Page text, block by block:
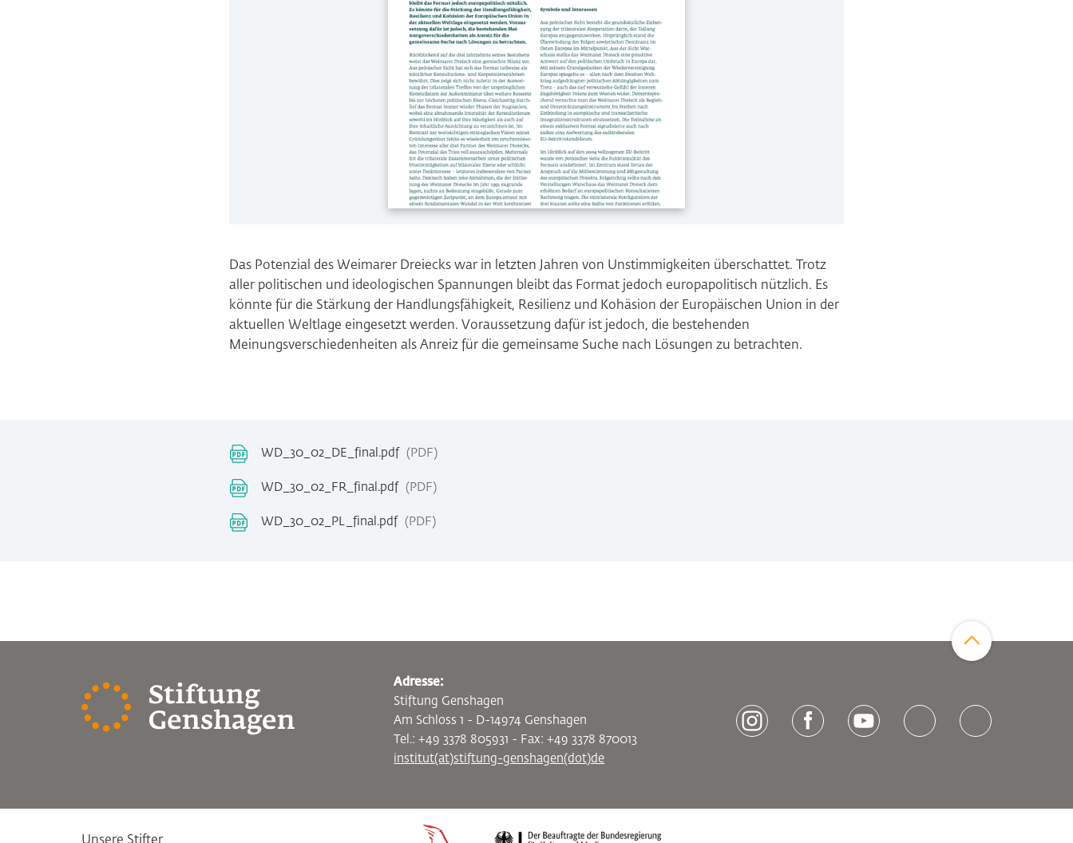
Das Potenzial des Weimarer Dreiecks war in letzten Jahren von Unstimmigkeiten überschattet. Trotz
aller politischen und ideologischen Spannungen bleibt das Format jedoch europapolitisch nützlich. Es
könnte für die Stärkung der Handlungsfähigkeit, Resilienz und Kohäsion der Europäischen Union in der
aktuellen Weltlage eingesetzt werden. Voraussetzung dafür ist jedoch, die bestehenden
Meinungsverschiedenheiten als Anreiz für die gemeinsame Suche nach Lösungen zu betrachten.
WD_30_02_DE_final.pdf PDF
WD_30_02_FR_final.pdf PDF
WD_30_02_PL_final.pdf PDF
[socialLinksTitle]
Adresse:
Stiftung Genshagen
Am Schloss 1 - D-14974 Genshagen
Tel.: +49 3378 805931 - Fax: +49 3378 870013
institut(at)stiftung-genshagen(dot)de
Unsere Stifter